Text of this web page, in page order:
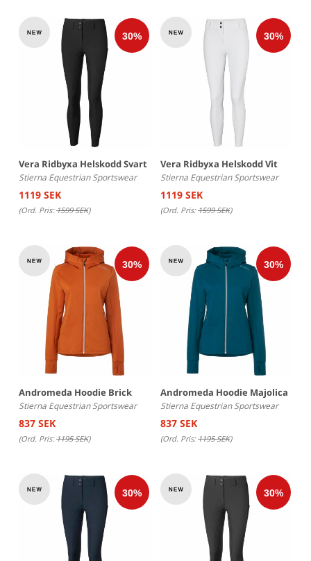
Vera Ridbyxa Helskodd Svart
Stierna Equestrian Sportswear
1119 SEK
(Ord. Pris:1599 SEK)
Vera Ridbyxa Helskodd Vit
Stierna Equestrian Sportswear
1119 SEK
(Ord. Pris:1599 SEK)
Andromeda Hoodie Brick
Stierna Equestrian Sportswear
837 SEK
(Ord. Pris:1195 SEK)
Andromeda Hoodie Majolica
Stierna Equestrian Sportswear
837 SEK
(Ord. Pris:1195 SEK)